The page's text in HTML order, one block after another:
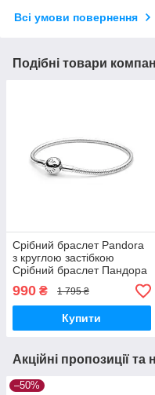
Всі умови повернення
Подібні товари
Срібний браслет Pandora
з круглою застібкою
Срібний браслет Пандора
Кругла застібка 590728 16
990 ₴ 1 795 ₴
Купити
Акційні пропозиції та
–50%